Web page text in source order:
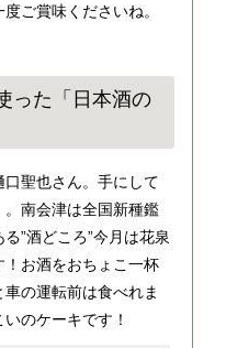
ご賞味くださいね。
った「日本酒の
聖也さん。手にして
。南会津は全国新種鑑
”酒どころ”今月は花泉
お酒をおちょこ一杯
の運転前は食べれま
のケーキです！